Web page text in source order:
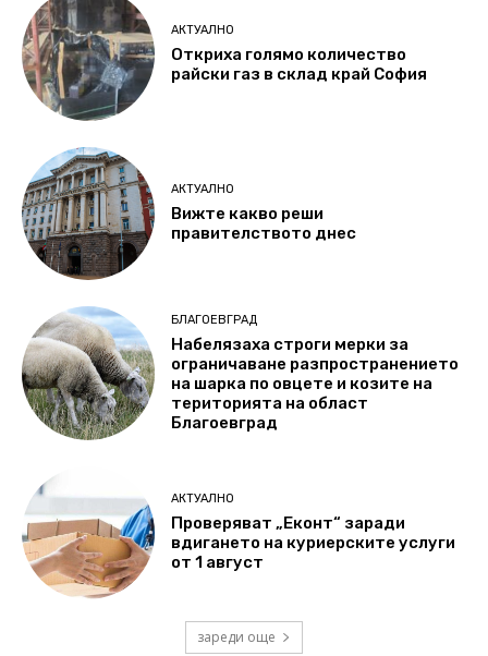
АКТУАЛНО
Откриха голямо количество
райски газ в склад край София
АКТУАЛНО
Вижте какво реши
правителството днес
БЛАГОЕВГРАД
Набелязаха строги мерки за
ограничаване разпространението
на шарка по овцете и козите на
територията на област
Благоевград
АКТУАЛНО
Проверяват „Еконт“ заради
вдигането на куриерските услуги
от 1 август
зареди още